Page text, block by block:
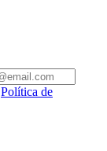
Política de